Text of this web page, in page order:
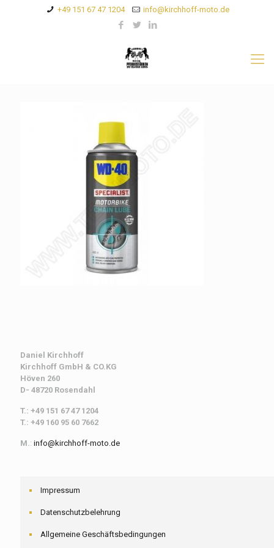
+49 151 67 47 1204 info@kirchhoff-moto.de
Daniel Kirchhoff
Kirchhoff GmbH & CO.KG
Höven 260
D- 48720 Rosendahl
T.: +49 151 67 47 1204
T.: +49 160 95 60 7662
M.: info@kirchhoff-moto.de
Impressum
Datenschutzbelehrung
Allgemeine Geschäftsbedingungen